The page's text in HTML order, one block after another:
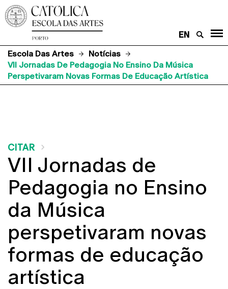
EN
Escola Das Artes
Notícias
VII Jornadas De Pedagogia No Ensino Da Música
Perspetivaram Novas Formas De Educação Artística
CITAR
VII Jornadas de
Pedagogia no Ensino
da Música
perspetivaram novas
formas de educação
artística